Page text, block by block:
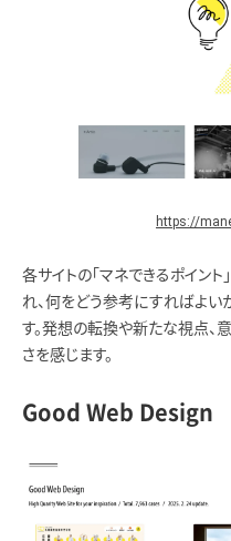
https://
各サイトの「マネできるポイン
れ、何をどう参考にすればよ
す。発想の転換や新たな視点
さを感じます。
Good Web Design